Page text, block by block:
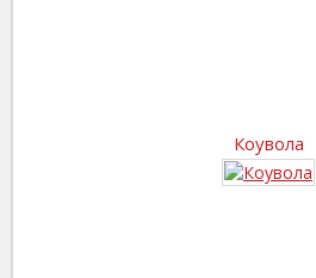
Коувола